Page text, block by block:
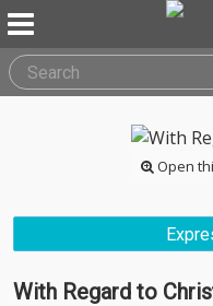
Open
With Regard to